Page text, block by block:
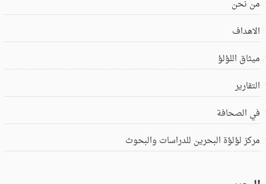
من نحن
الاهداف
ميثاق اللؤلؤ
التقارير
في الصحافة
مركز لؤلؤة البحرين للدراسات والبحوث